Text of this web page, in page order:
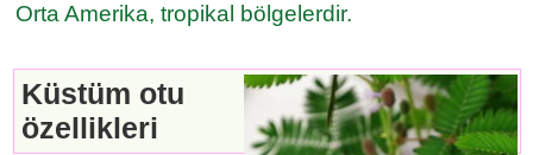
Orta Amerika, tropikal bölgelerdir.
Küstüm otu
özellikleri